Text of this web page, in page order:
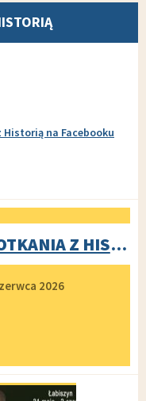
na Facebooku
ŁABISZYŃSKIE SPOTKANIA Z HISTORIĄ 2026
2026